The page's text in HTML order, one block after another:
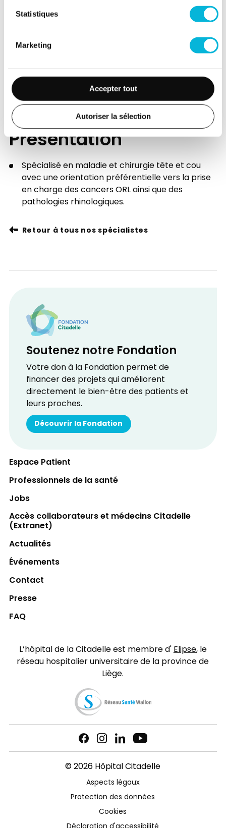
Statistiques
Marketing
Accepter tout
Autoriser la sélection
Après-midi
Samedi
Présentation
Spécialisé en maladie et chirurgie tête et cou
avec une orientation préférentielle vers la prise
en charge des cancers ORL ainsi que des
pathologies rhinologiques.
Retour à tous nos spécialistes
Soutenez notre Fondation
Votre don à la Fondation permet de
financer des projets qui améliorent
directement le bien-être des patients et
leurs proches.
Découvrir la Fondation
Espace Patient
Professionnels de la santé
Jobs
Accès collaborateurs et médecins Citadelle
(Extranet)
Actualités
Événements
Contact
Presse
FAQ
L’hôpital de la Citadelle est membre d'Elipse, le
réseau hospitalier universitaire de la province de
Liège.
© 2026 Hôpital Citadelle
Aspects légaux
Protection des données
Cookies